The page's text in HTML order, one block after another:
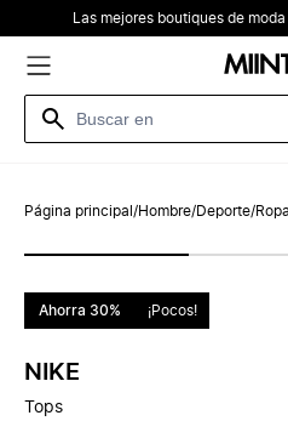
Las mejores boutiques de
Página principal /Hombre/Deporte/
Ahorra 30% ¡Pocos!
NIKE
Tops